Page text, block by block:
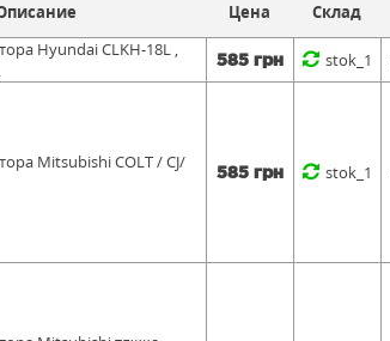
Цена Склад
Hyundai CLKH-18L ,
585 грн stok_1
Mitsubishi COLT / CJ/
585 грн stok_1